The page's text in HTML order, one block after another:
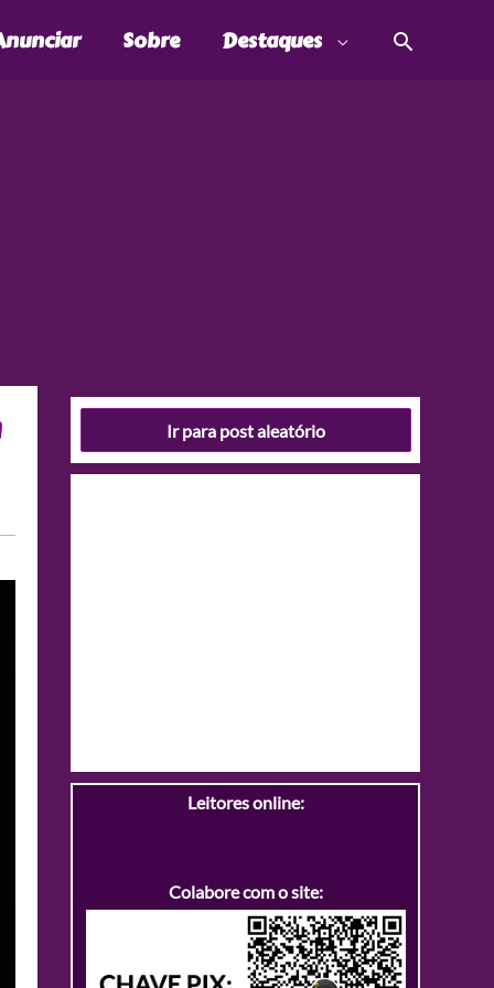
Sobre Destaques
Ir para post aleatório
Leitores online:
Colabore com o site: